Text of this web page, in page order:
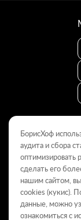
© 2009–2026
Данный интернет-
является
437 ГК РФ. Для
дилерские центры.
БорисХоф
аудита и сбора
оптимизировать
сделать его
нашим сайтом,
cookies (кукиc).
данные, можно
ознакомиться с